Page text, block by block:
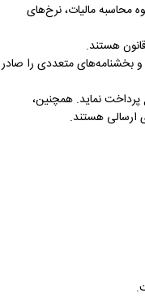
محاسبه مالیات، نرخ‌های
هستند.
و بخشنامه‌های متعددی را صادر
پرداخت نماید. همچنین،
ارسالی هستند.